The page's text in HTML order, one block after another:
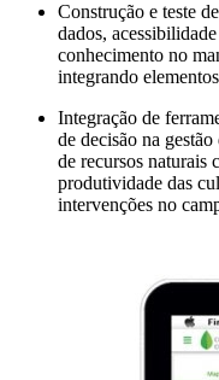
Construção e teste
dados,
conhecimento no
integrando
Integração de
de decisão na
de recursos naturais
produtividade das
intervenções no